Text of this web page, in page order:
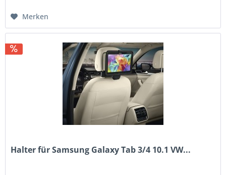
Merken
Halter für Samsung Galaxy Tab 3/4 10.1 VW...